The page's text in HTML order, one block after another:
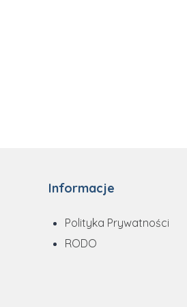
Informacje
Polityka Prywatności
RODO